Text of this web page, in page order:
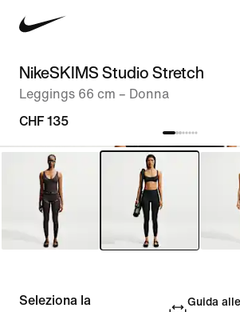
NikeSKIMS Studio Stretch
Leggings 66 cm – Donna
CHF 135
Seleziona la
Guida